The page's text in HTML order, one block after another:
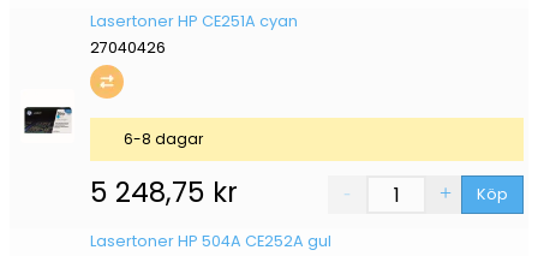
Lasertoner HP CE251A cyan
27040426
5 248,75 kr Köp
6-8 dagar
Lasertoner HP 504A CE252A gul